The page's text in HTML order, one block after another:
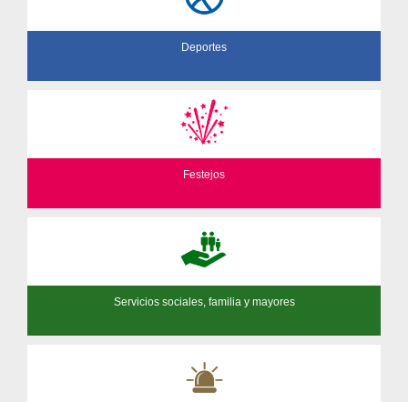
Deportes
Festejos
Servicios sociales, familia y mayores